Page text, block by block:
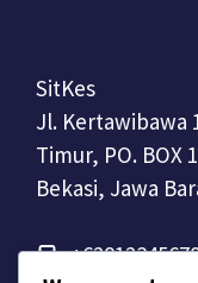
SitKes
Jl. Kertawibawa
Timur, PO. BOX
Bekasi, Jawa